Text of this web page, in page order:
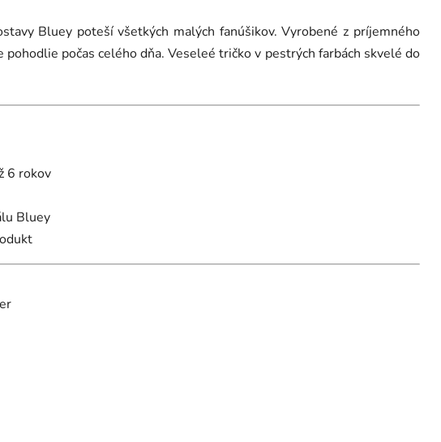
Bluey poteší všetkých malých fanúšikov. Vyrobené z príjemného
pohodlie počas celého dňa. Veseleé tričko v pestrých farbách skvelé do
6 rokov
Bluey